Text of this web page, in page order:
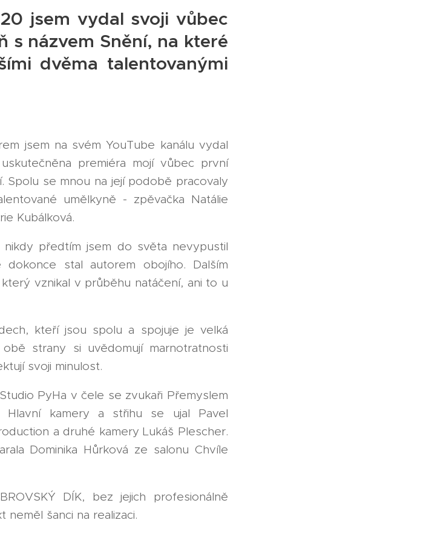
jsem vydal svoji vůbec
s názvem Snění, na které
dvěma talentovanými
jsem na svém YouTube kanálu vydal
premiéra mojí vůbec první
Spolu se mnou na její podobě pracovaly
umělkyně - zpěvačka Natálie
Kubálková.
předtím jsem do světa nevypustil
stal autorem obojího. Dalším
vznikal v průběhu natáčení, ani to u
kteří jsou spolu a spojuje je velká
strany si uvědomují marnotratnosti
svoji minulost.
PyHa v čele se zvukaři Přemyslem
Hlavní kamery a střihu se ujal Pavel
a druhé kamery Lukáš Plescher.
Dominika Hůrková ze salonu Chvíle
DÍK, bez jejich profesionálně
šanci na realizaci.